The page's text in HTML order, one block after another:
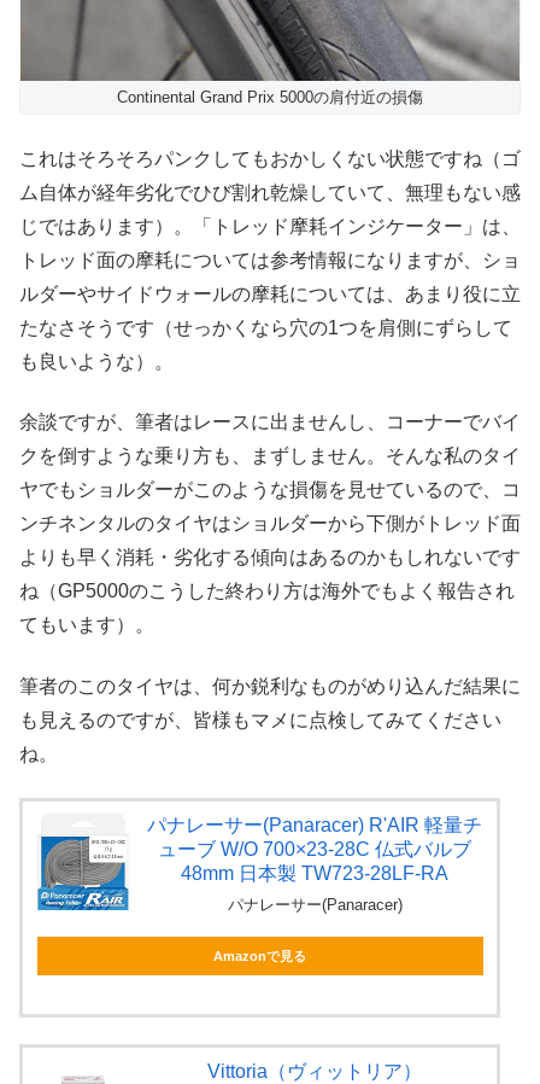
Continental Grand Prix 5000の肩付近の損傷
これはそろそろパンクしてもおかしくない状態ですね（ゴ
ム自体が経年劣化でひび割れ乾燥していて、無理もない感
じではあります）。「トレッド摩耗インジケーター」は、
トレッド面の摩耗については参考情報になりますが、ショ
ルダーやサイドウォールの摩耗については、あまり役に立
たなさそうです（せっかくなら穴の1つを肩側にずらして
も良いような）。
余談ですが、筆者はレースに出ませんし、コーナーでバイ
クを倒すような乗り方も、まずしません。そんな私のタイ
ヤでもショルダーがこのような損傷を見せているので、コ
ンチネンタルのタイヤはショルダーから下側がトレッド面
よりも早く消耗・劣化する傾向はあるのかもしれないです
ね（GP5000のこうした終わり方は海外でもよく報告され
てもいます）。
筆者のこのタイヤは、何か鋭利なものがめり込んだ結果に
も見えるのですが、皆様もマメに点検してみてください
ね。
パナレーサー(Panaracer) R'AIR 軽量チ
ューブ W/O 700×23-28C 仏式バルブ
48mm 日本製 TW723-28LF-RA
パナレーサー(Panaracer)
Amazonで見る
Vittoria（ヴィットリア）